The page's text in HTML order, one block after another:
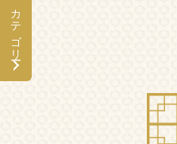
カテゴリー